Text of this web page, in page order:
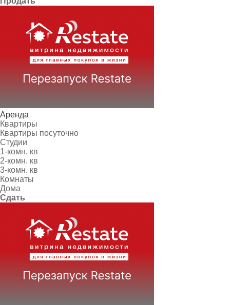
Аренда
Квартиры
Квартиры посуточно
Студии
1-комн. кв
2-комн. кв
3-комн. кв
Комнаты
Дома
Сдать